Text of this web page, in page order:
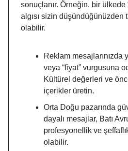
sonuçlanır. Örneğin, bir ülkede
algısı sizin düşündüğünüzden
olabilir.
Reklam mesajlarınızda
veya “fiyat” vurgusuna
Kültürel değerleri ve
içerikler üretin.
Orta Doğu pazarında
dayalı mesajlar, Batı
profesyonellik ve
olabilir.